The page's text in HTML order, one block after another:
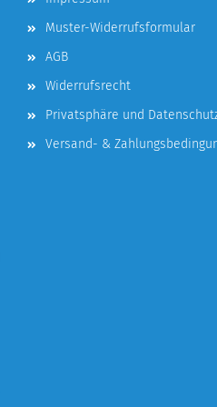
Muster-Widerrufsformular
AGB
Widerrufsrecht
Privatsphäre und
Versand- &